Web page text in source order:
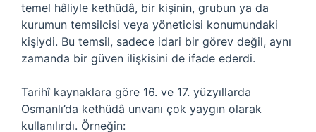
temel hâliyle kethüdâ, bir kişinin, grubun ya da
kurumun temsilcisi veya yöneticisi konumundaki
kişiydi. Bu temsil, sadece idari bir görev değil, aynı
zamanda bir güven ilişkisini de ifade ederdi.
Tarihî kaynaklara göre 16. ve 17. yüzyıllarda
Osmanlı’da kethüdâ unvanı çok yaygın olarak
kullanılırdı. Örneğin: